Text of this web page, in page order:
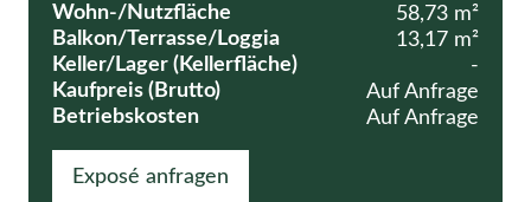
Wohn-/Nutzfläche
58,73 m²
Balkon/Terrasse/Loggia
13,17 m²
Keller/Lager (Kellerfläche)
-
Kaufpreis (Brutto)
Auf Anfrage
Betriebskosten
Auf Anfrage
Exposé anfragen